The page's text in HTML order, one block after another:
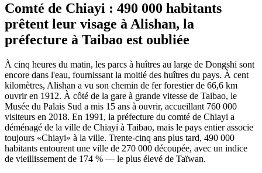
Comté de Chiayi : 490 000 habitants
prêtent leur visage à Alishan, la
préfecture à Taibao est oubliée
À cinq heures du matin, les parcs à huîtres au large de Dongshi sont
encore dans l'eau, fournissant la moitié des huîtres du pays. À cent
kilomètres, Alishan a vu son chemin de fer forestier de 66,6 km
ouvrir en 1912. À côté de la gare à grande vitesse de Taibao, le
Musée du Palais Sud a mis 15 ans à ouvrir, accueillant 760 000
visiteurs en 2018. En 1991, la préfecture du comté de Chiayi a
déménagé de la ville de Chiayi à Taibao, mais le pays entier associe
toujours «Chiayi» à la ville. Trente-cinq ans plus tard, 490 000
habitants entourent une ville de 270 000 découpée, avec un indice
de vieillissement de 174 % — le plus élevé de Taïwan.